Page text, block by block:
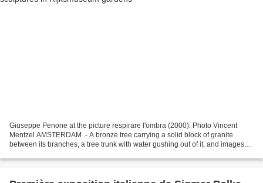
Giuseppe Penone at the picture respirare l'ombra (2000). Photo Vincent
Mentzel AMSTERDAM .- A bronze tree carrying a solid block of granite
between its branches, a tree trunk with water gushing out of it, and images